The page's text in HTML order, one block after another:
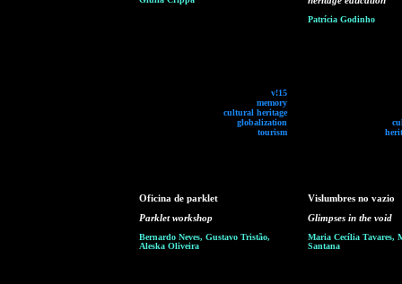
v!15
memory
cultural heritage
globalization
tourism
Patrícia Godinho
Oficina de parklet
Parklet workshop
Bernardo Neves, Gustavo Tristão,
Aleska Oliveira
Vislumbres no vazio
Glimpses in the void
Maria Cecília Tavares,
Santana